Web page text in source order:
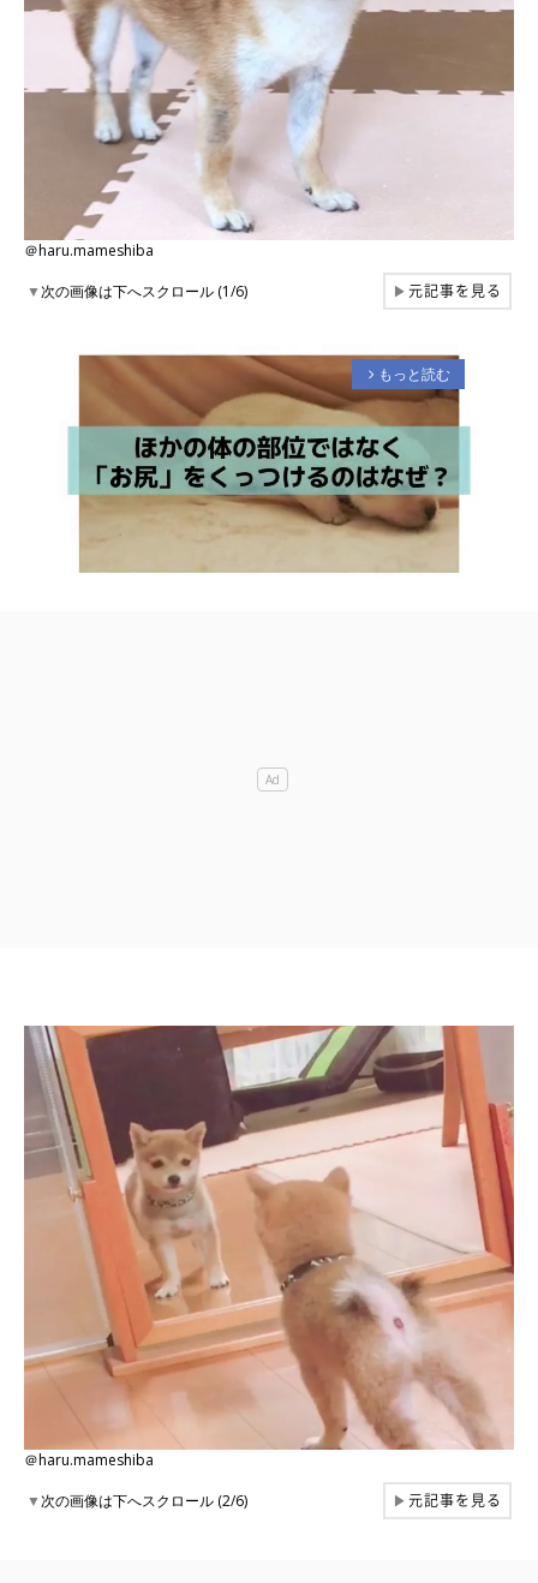
＠haru.mameshiba
▼次の画像は下へスクロール (1/6) ▶元記事を見る
arrow_forward_ios もっと読む
＠haru.mameshiba
▼次の画像は下へスクロール (2/6) ▶元記事を見る